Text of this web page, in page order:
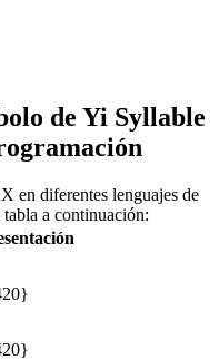
de Yi Syllable
en diferentes lenguajes de
a continuación: